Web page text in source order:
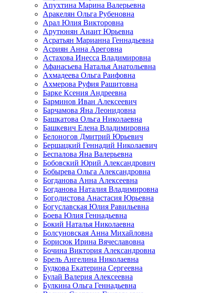
Апухтина Марина Валерьевна
Аракелян Ольга Рубеновна
Арал Юлия Викторовна
Арутюнян Анаит Юрьевна
Асратьян Марианна Геннадьевна
Асриян Анна Ареговна
Астахова Инесса Владимировна
Афанасьева Наталья Анатольевна
Ахмадеева Ольга Раифовна
Ахмерова Руфия Рашитовна
Барке Ксения Андреевна
Барминов Иван Алексеевич
Барчамова Яна Леонидовна
Башкатова Ольга Николаевна
Башкевич Елена Владимировна
Белоногов Дмитрий Юрьевич
Бершацкий Геннадий Николаевич
Беспалова Яна Валерьевна
Бобовский Юрий Александрович
Бобырева Ольга Александровна
Богданова Анна Алексеевна
Богданова Наталия Владимировна
Богодистова Анастасия Юрьевна
Богуславская Юлия Равильевна
Боева Юлия Геннадьевна
Бокий Наталья Николаевна
Болсуновская Анна Михайловна
Борисюк Ирина Вячеславовна
Бочина Виктория Александровна
Брель Ангелина Николаевна
Будкова Екатерина Сергеевна
Булай Валерия Алексеевна
Булкина Ольга Геннадьевна